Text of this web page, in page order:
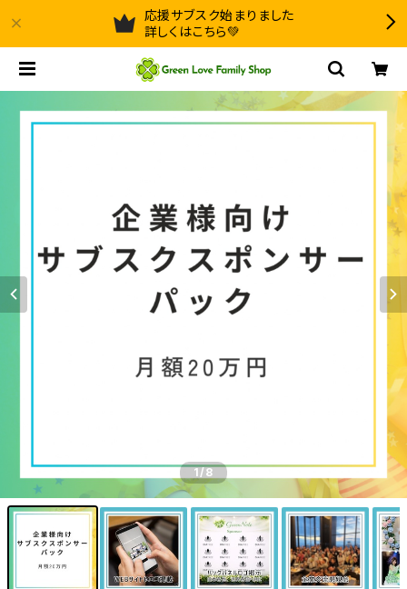
応援サブスク始まりました
詳しくはこちら💚
1/8